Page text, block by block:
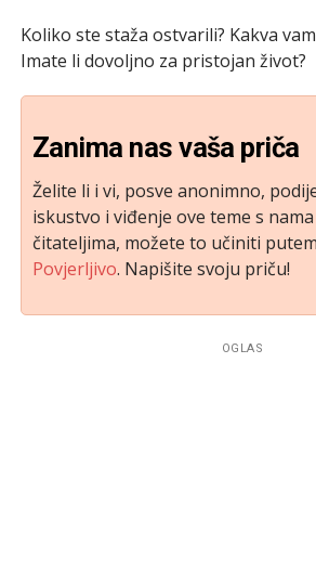
Koliko ste staža ostvarili? Kakva
Imate li dovoljno za pristojan život?
Zanima nas vaša priča
Želite li i vi, posve anonimno,
iskustvo i viđenje ove teme s
čitateljima, možete to učiniti
Povjerljivo. Napišite svoju priču!
OGLAS